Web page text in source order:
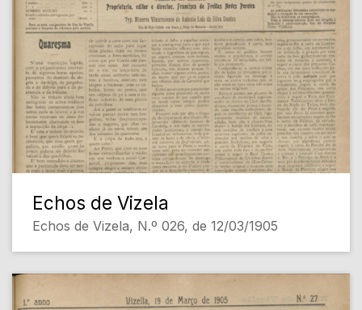
Echos de Vizela
Echos de Vizela, N.º 026, de 12/03/1905